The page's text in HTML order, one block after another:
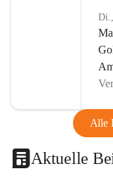
Alle
Aktuelle